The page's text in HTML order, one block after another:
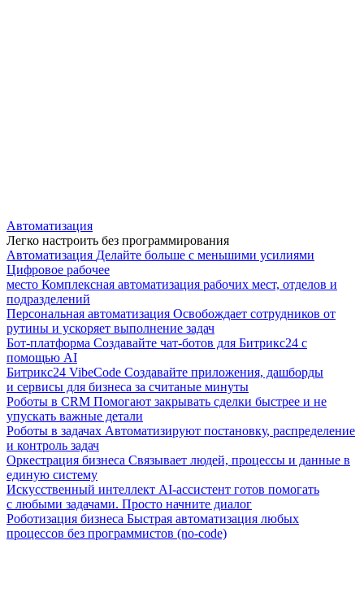
Автоматизация
Легко настроить без программирования
Автоматизация Делайте больше с меньшими усилиями
Цифровое рабочее
место Комплексная автоматизация рабочих мест, отделов и
подразделений
Персональная автоматизация Освобождает сотрудников от
рутины и ускоряет выполнение задач
Бот-платформа Создавайте чат-ботов для Битрикс24 с
помощью AI
Битрикс24 VibeCode Создавайте приложения, дашборды
и сервисы для бизнеса за считаные минуты
Роботы в CRM Помогают закрывать сделки быстрее и не
упускать важные детали
Роботы в задачах Автоматизируют постановку, распределение
и контроль задач
Оркестрация бизнеса Связывает людей, процессы и данные в
единую систему
Искусственный интеллект AI-ассистент готов помогать
с любыми задачами. Просто начните диалог
Роботизация бизнеса Быстрая автоматизация любых
процессов без программистов (no-code)